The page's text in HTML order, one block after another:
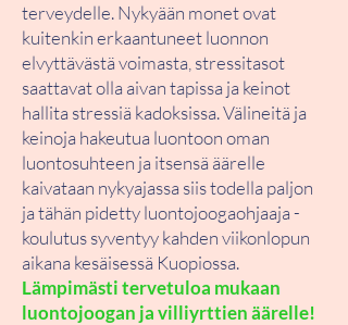
terveydelle. Nykyään monet ovat
kuitenkin erkaantuneet luonnon
elvyttävästä voimasta, stressitasot
saattavat olla aivan tapissa ja keinot
hallita stressiä kadoksissa. Välineitä ja
keinoja hakeutua luontoon oman
luontosuhteen ja itsensä äärelle
kaivataan nykyajassa siis todella paljon
ja tähän pidetty luontojoogaohjaaja -
koulutus syventyy kahden viikonlopun
aikana kesäisessä Kuopiossa.
Lämpimästi tervetuloa mukaan
luontojoogan ja villiyrttien äärelle!